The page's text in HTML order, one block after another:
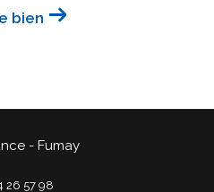
bien
- Fumay
26 57 98